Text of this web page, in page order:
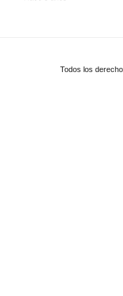
Todos los